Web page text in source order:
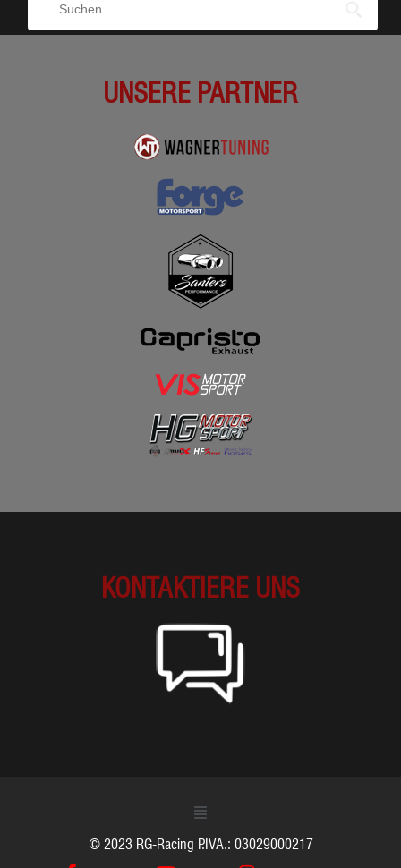
UNSERE PARTNER
KONTAKTIERE UNS
© 2023 RG-Racing P.IVA.: 03029000217